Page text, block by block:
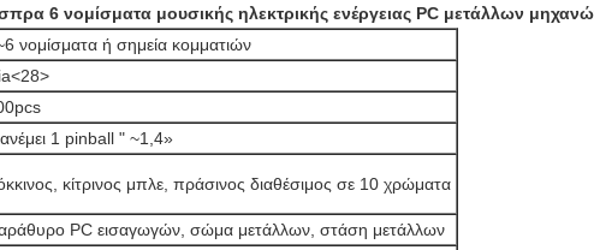
6 νομίσματα μουσικής ηλεκτρικής ενέργειας PC μετάλλων
νομίσματα ή σημεία κομματιών
1 pinball " ~1,4»
κίτρινος μπλε, πράσινος διαθέσιμος σε 10 χρώματα
PC εισαγωγών, σώμα μετάλλων, στάση μετάλλων